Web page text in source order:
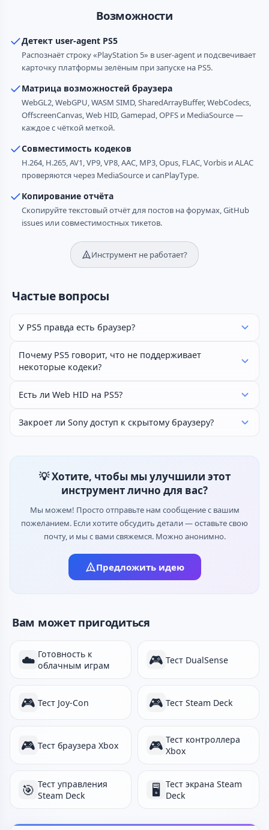
Возможности
Детект user-agent PS5
Распознаёт строку «PlayStation 5» в user-agent и подсвечивает
карточку платформы зелёным при запуске на PS5.
Матрица возможностей браузера
WebGL2, WebGPU, WASM SIMD, SharedArrayBuffer, WebCodecs,
OffscreenCanvas, Web HID, Gamepad, OPFS и MediaSource —
каждое с чёткой меткой.
Совместимость кодеков
H.264, H.265, AV1, VP9, VP8, AAC, MP3, Opus, FLAC, Vorbis и ALAC
проверяются через MediaSource и canPlayType.
Копирование отчёта
Скопируйте текстовый отчёт для постов на форумах, GitHub
issues или совместимостных тикетов.
Инструмент не работает?
Частые вопросы
У PS5 правда есть браузер?
Почему PS5 говорит, что не поддерживает
некоторые кодеки?
Есть ли Web HID на PS5?
Закроет ли Sony доступ к скрытому браузеру?
💡 Хотите, чтобы мы улучшили этот
инструмент лично для вас?
Мы можем! Просто отправьте нам сообщение с вашим
пожеланием. Если хотите обсудить детали — оставьте свою
почту, и мы с вами свяжемся. Можно анонимно.
Предложить идею
Вам может пригодиться
☁️ Готовность к
облачным играм
🎮 Тест DualSense
🎮 Тест Joy-Con 🎮 Тест Steam Deck
🎮 Тест браузера Xbox 🎮 Тест контроллера
Xbox
🎯 Тест управления
Steam Deck
🖥️ Тест экрана Steam
Deck